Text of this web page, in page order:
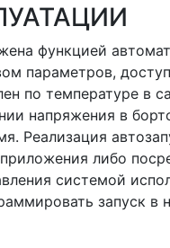
функцией
параметров,
по температуре в
напряжения в
Реализация
либо
системой
запуск в